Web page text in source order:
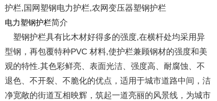
护栏,国网塑钢电力护栏,农网变压器塑钢护栏
电力塑钢护栏简介
塑钢护栏具有比木材好得多的强度,在横杆处均采用异
型钢，再包覆特种PVC 材料,使护栏兼顾钢材的强度和美
观的特性.其色彩鲜亮、表面光洁、强度高、耐腐蚀、不
退色、不开裂、不脆化的优点，适用于城市道路中间，洁
净宽敞的街道互相映辉，筑起一道亮丽的风景线，为城市